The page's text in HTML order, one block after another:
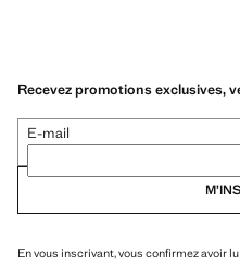
Recevez promotions exclusives,
E-mail
En vous inscrivant, vous confirmez avoir lu